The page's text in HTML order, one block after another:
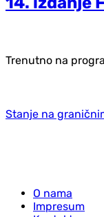
Trenutno na
Stanje na
O nama
Impresum